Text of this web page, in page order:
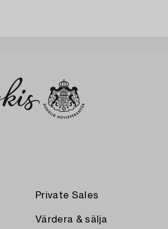
Private Sales
Värdera & sälja